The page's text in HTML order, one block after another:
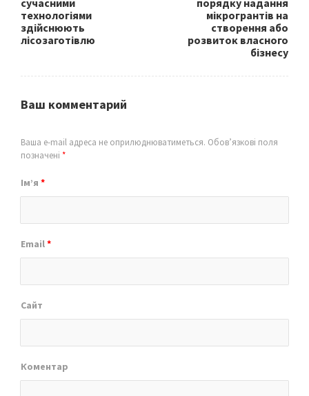
сучасними
технологіями
здійснюють
лісозаготівлю
порядку надання
мікрогрантів на
створення або
розвиток власного
бізнесу
Ваш комментарий
Ваша e-mail адреса не оприлюднюватиметься. Обов’язкові поля
позначені *
Ім’я *
Email*
Сайт
Коментар